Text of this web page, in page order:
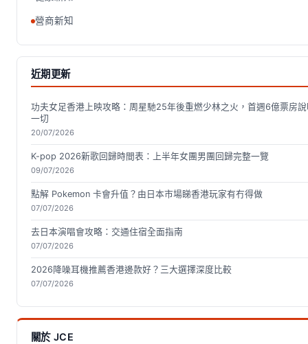
營商新知
近期更新
功夫女足香港上映攻略：周星馳25年後重燃少林之火，首週6億票房
一切
20/07/2026
K-pop 2026新歌回歸時間表：上半年女團男團回歸完整一覽
09/07/2026
點解 Pokemon 卡會升值？由日本市場睇香港玩家有冇得做
07/07/2026
去日本演唱會攻略：交通住宿全面指南
07/07/2026
2026降噪耳機推薦香港邊款好？三大選擇深度比較
07/07/2026
關於 JCE